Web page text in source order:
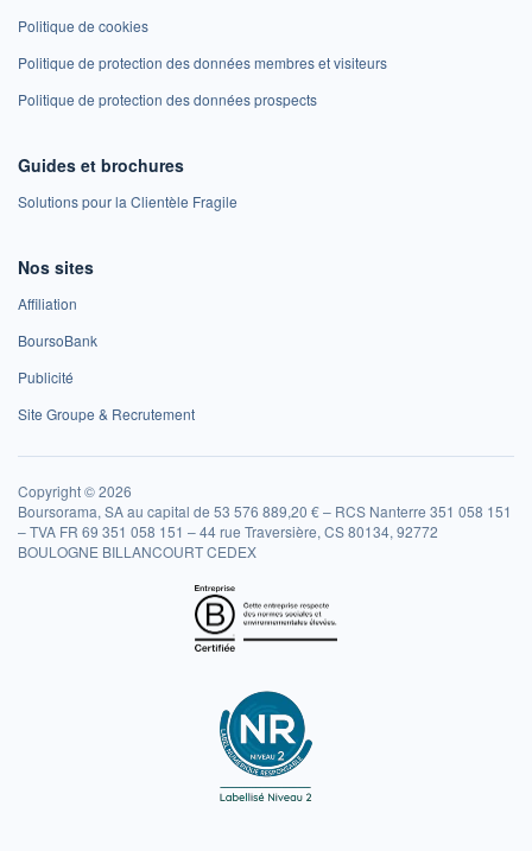
Politique de cookies
Politique de protection des données membres et visiteurs
Politique de protection des données prospects
Guides et brochures
Solutions pour la Clientèle Fragile
Nos sites
Affiliation
BoursoBank
Publicité
Site Groupe & Recrutement
Copyright © 2026
Boursorama, SA au capital de 53 576 889,20 € – RCS Nanterre 351 058 151
– TVA FR 69 351 058 151 – 44 rue Traversière, CS 80134, 92772
BOULOGNE BILLANCOURT CEDEX